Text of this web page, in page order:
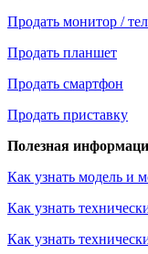
Продать монитор /
Продать планшет
Продать смартфон
Продать приставку
Полезная
Как узнать модель и
Как узнать
Как узнать